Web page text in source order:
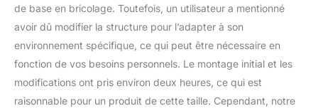
la déchirure. Les bords
de la couverture allongés
enterrés dans le sol pour
améliorer l'isolation et
l'étanchéité. Conception
spacieuse et accessible :
de base en bricolage. Toutefois, un utilisateur a mentionné
avoir dû modifier la structure pour l’adapter à son
environnement spécifique, ce qui peut être nécessaire en
fonction de vos besoins personnels. Le montage initial et les
modifications ont pris environ deux heures, ce qui est
raisonnable pour un produit de cette taille. Cependant, notre